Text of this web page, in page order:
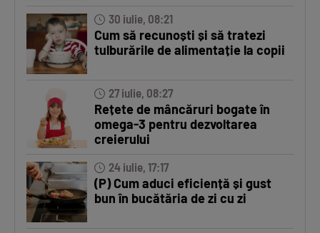
30 iulie, 08:21
Cum să recunoști și să tratezi
tulburările de alimentație la copii
27 iulie, 08:27
Rețete de mâncăruri bogate în
omega-3 pentru dezvoltarea
creierului
24 iulie, 17:17
(P) Cum aduci eficiență și gust
bun în bucătăria de zi cu zi